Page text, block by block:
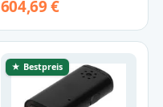
604,69 €
★ Bestpreis